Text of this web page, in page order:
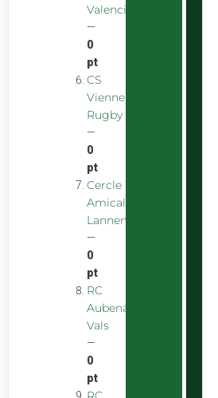
Valencien
—
0
pt
CS
Vienne
Rugby
—
0
pt
Cercle
Amical
Lannemezanais
—
0
pt
RC
Aubenas
Vals
—
0
pt